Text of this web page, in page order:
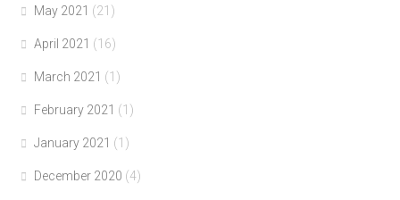
May 2021 (21)
April 2021 (16)
March 2021 (1)
February 2021 (1)
January 2021 (1)
December 2020 (4)